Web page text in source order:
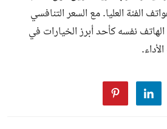
ستستمر بشكل دوريلضبط
في إطار خطة وطنية شاملة
سوق العمل.